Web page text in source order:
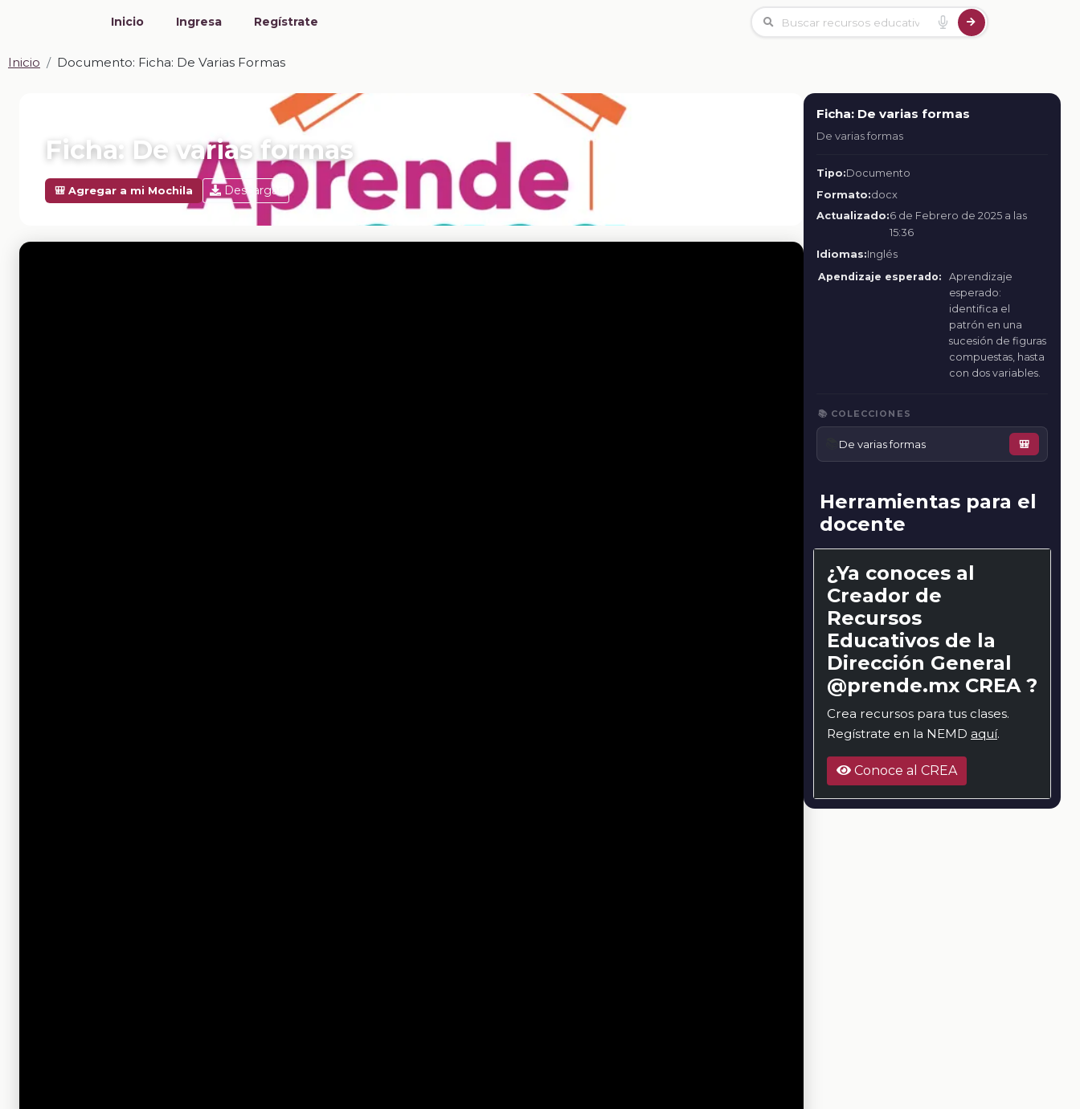
Inicio Ingresa Regístrate
Inicio Documento: Ficha: De Varias Formas
Ficha: De varias formas
🎒 Agregar a mi Mochila Descargar
Ficha: De varias formas
De varias formas
Tipo:Documento
Formato:docx
Actualizado:6 de Febrero de 2025 a las
15:36
Idiomas:Inglés
Apendizaje esperado:
Aprendizaje
esperado:
identifica el
patrón en una
sucesión de figuras
compuestas, hasta
con dos variables.
📚 COLECCIONES
De varias formas 🎒
Herramientas para el
docente
¿Ya conoces al
Creador de
Recursos
Educativos de la
Dirección General
@prende.mx CREA ?
Crea recursos para tus clases.
Regístrate en la NEMD aquí.
Conoce al CREA